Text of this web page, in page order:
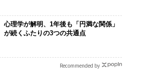
心理学が解明、1年後も「円満な関係」
が続くふたりの3つの共通点
Recommended by